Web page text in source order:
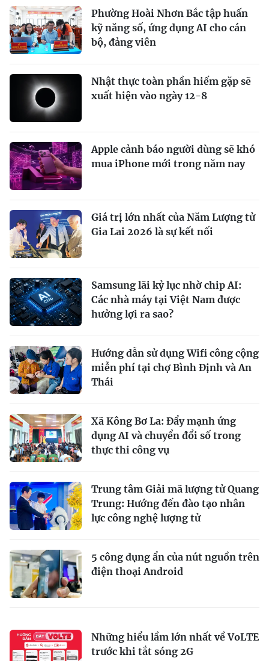
Phường Hoài Nhơn Bắc tập huấn
kỹ năng số, ứng dụng AI cho cán
bộ, đảng viên
Nhật thực toàn phần hiếm gặp sẽ
xuất hiện vào ngày 12-8
Apple cảnh báo người dùng sẽ khó
mua iPhone mới trong năm nay
Giá trị lớn nhất của Năm Lượng tử
Gia Lai 2026 là sự kết nối
Samsung lãi kỷ lục nhờ chip AI:
Các nhà máy tại Việt Nam được
hưởng lợi ra sao?
Hướng dẫn sử dụng Wifi công cộng
miễn phí tại chợ Bình Định và An
Thái
Xã Kông Bơ La: Đẩy mạnh ứng
dụng AI và chuyển đổi số trong
thực thi công vụ
Trung tâm Giải mã lượng tử Quang
Trung: Hướng đến đào tạo nhân
lực công nghệ lượng tử
5 công dụng ẩn của nút nguồn trên
điện thoại Android
Những hiểu lầm lớn nhất về VoLTE
trước khi tắt sóng 2G